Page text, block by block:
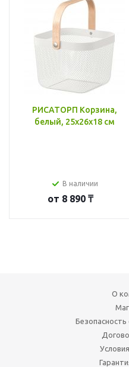
РИСАТОРП Корзина,
белый, 25x26x18 см
В наличии
от 8 890 ₸
О